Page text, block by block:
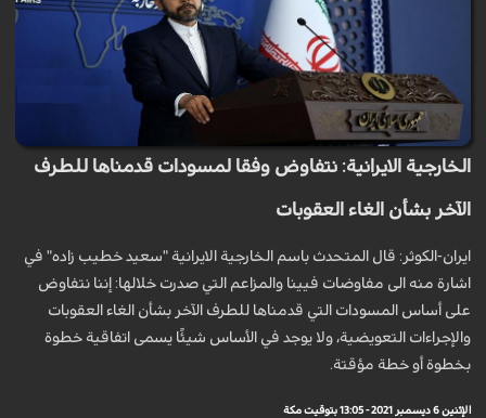
الخارجية الايرانية: نتفاوض وفقا لمسودات قدمناها للطرف
الآخر بشأن الغاء العقوبات
ايران-الكوثر: قال المتحدث باسم الخارجیة الایرانیة "سعید خطیب زاده" في
اشارة منه الى مفاوضات فيينا والمزاعم التي صدرت خلالها: إننا نتفاوض
على أساس المسودات التي قدمناها للطرف الآخر بشأن الغاء العقوبات
والإجراءات التعويضية، ولا يوجد في الأساس شيئًا يسمى اتفاقية خطوة
بخطوة أو خطة مؤقتة.
الإثنين 6 ديسمبر 2021 - 13:05 بتوقيت مكة